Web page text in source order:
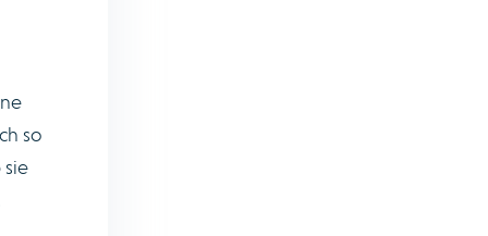
so